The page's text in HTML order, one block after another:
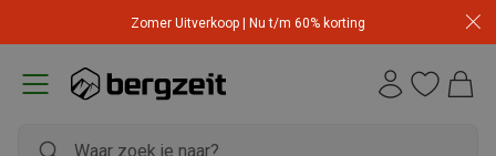
Zomer Uitverkoop | Nu t/m 60% korting